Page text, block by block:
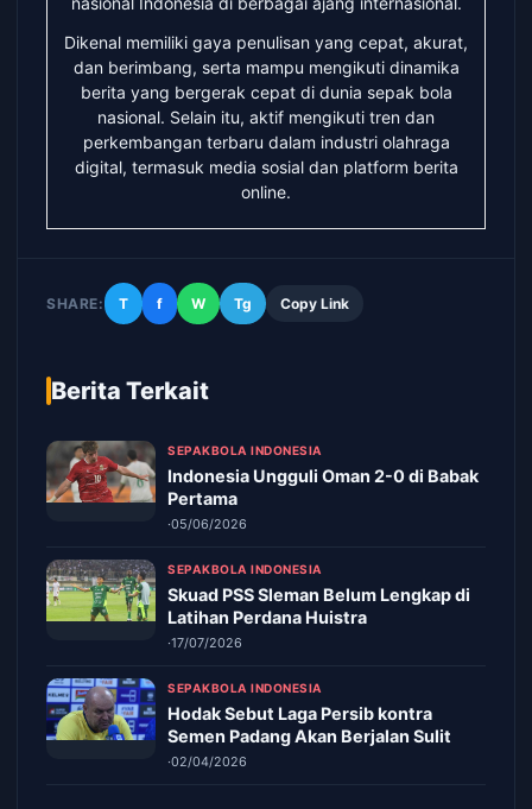
Dikenal memiliki gaya penulisan yang cepat, akurat,
dan berimbang, serta mampu mengikuti dinamika
berita yang bergerak cepat di dunia sepak bola
nasional. Selain itu, aktif mengikuti tren dan
perkembangan terbaru dalam industri olahraga
digital, termasuk media sosial dan platform berita
online.
SHARE: T f W Tg Copy Link
Berita Terkait
SEPAKBOLA INDONESIA
Indonesia Ungguli Oman 2-0 di Babak
Pertama
·05/06/2026
SEPAKBOLA INDONESIA
Skuad PSS Sleman Belum Lengkap di
Latihan Perdana Huistra
·17/07/2026
SEPAKBOLA INDONESIA
Hodak Sebut Laga Persib kontra
Semen Padang Akan Berjalan Sulit
·02/04/2026